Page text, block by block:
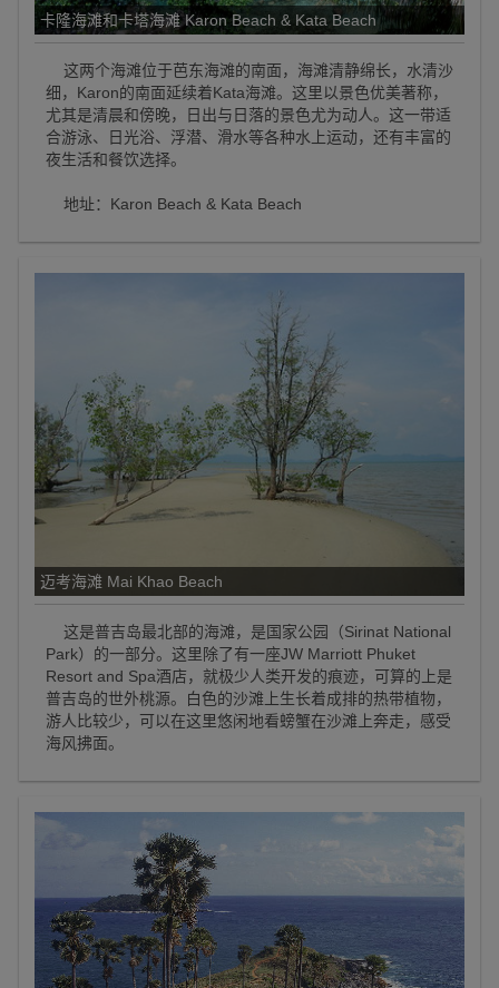
卡隆海滩和卡塔海滩 Karon Beach & Kata Beach
这两个海滩位于芭东海滩的南面，海滩清静绵长，水清沙
细，Karon的南面延续着Kata海滩。这里以景色优美著称，
尤其是清晨和傍晚，日出与日落的景色尤为动人。这一带适
合游泳、日光浴、浮潜、滑水等各种水上运动，还有丰富的
夜生活和餐饮选择。
地址：Karon Beach & Kata Beach
迈考海滩 Mai Khao Beach
这是普吉岛最北部的海滩，是国家公园（Sirinat National
Park）的一部分。这里除了有一座JW Marriott Phuket
Resort and Spa酒店，就极少人类开发的痕迹，可算的上是
普吉岛的世外桃源。白色的沙滩上生长着成排的热带植物，
游人比较少，可以在这里悠闲地看螃蟹在沙滩上奔走，感受
海风拂面。